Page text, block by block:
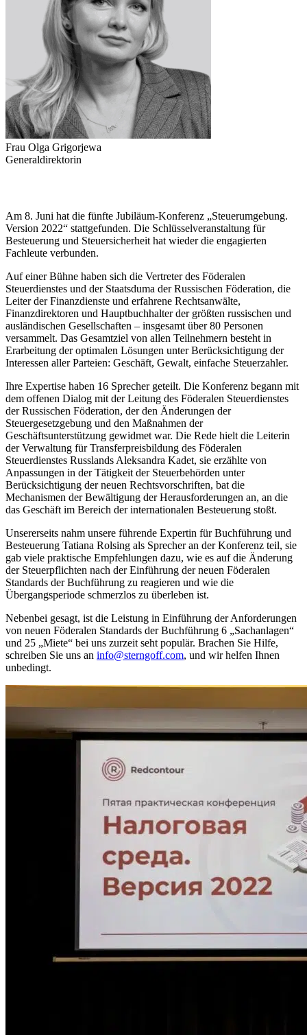
Frau Olga Grigorjewa
Generaldirektorin
Am 8. Juni hat die fünfte Jubiläum-Konferenz „Steuerumgebung.
Version 2022“ stattgefunden. Die Schlüsselveranstaltung für
Besteuerung und Steuersicherheit hat wieder die engagierten
Fachleute verbunden.
Auf einer Bühne haben sich die Vertreter des Föderalen
Steuerdienstes und der Staatsduma der Russischen Föderation, die
Leiter der Finanzdienste und erfahrene Rechtsanwälte,
Finanzdirektoren und Hauptbuchhalter der größten russischen und
ausländischen Gesellschaften – insgesamt über 80 Personen
versammelt. Das Gesamtziel von allen Teilnehmern besteht in
Erarbeitung der optimalen Lösungen unter Berücksichtigung der
Interessen aller Parteien: Geschäft, Gewalt, einfache Steuerzahler.
Ihre Expertise haben 16 Sprecher geteilt. Die Konferenz begann mit
dem offenen Dialog mit der Leitung des Föderalen Steuerdienstes
der Russischen Föderation, der den Änderungen der
Steuergesetzgebung und den Maßnahmen der
Geschäftsunterstützung gewidmet war. Die Rede hielt die Leiterin
der Verwaltung für Transferpreisbildung des Föderalen
Steuerdienstes Russlands Aleksandra Kadet, sie erzählte von
Anpassungen in der Tätigkeit der Steuerbehörden unter
Berücksichtigung der neuen Rechtsvorschriften, bat die
Mechanismen der Bewältigung der Herausforderungen an, an die
das Geschäft im Bereich der internationalen Besteuerung stoßt.
Unsererseits nahm unsere führende Expertin für Buchführung und
Besteuerung Tatiana Rolsing als Sprecher an der Konferenz teil, sie
gab viele praktische Empfehlungen dazu, wie es auf die Änderung
der Steuerpflichten nach der Einführung der neuen Föderalen
Standards der Buchführung zu reagieren und wie die
Übergangsperiode schmerzlos zu überleben ist.
Nebenbei gesagt, ist die Leistung in Einführung der Anforderungen
von neuen Föderalen Standards der Buchführung 6 „Sachanlagen“
und 25 „Miete“ bei uns zurzeit seht populär. Brachen Sie Hilfe,
schreiben Sie uns an info@sterngoff.com, und wir helfen Ihnen
unbedingt.